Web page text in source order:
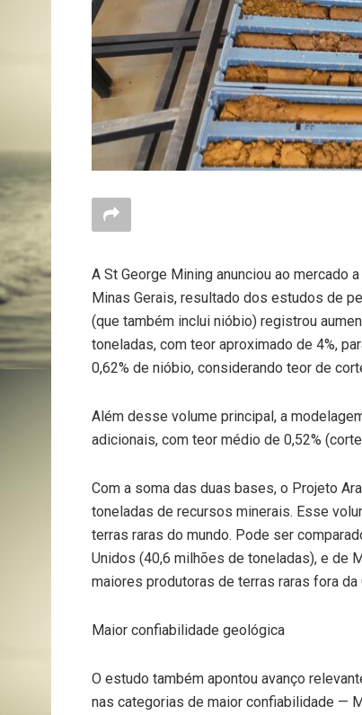
A St George Mining anunciou ao mercado
Minas Gerais, resultado dos estudos de
(que também inclui nióbio) registrou
toneladas, com teor aproximado de 4%,
0,62% de nióbio, considerando teor de
Além desse volume principal, a
adicionais, com teor médio de 0,52%
Com a soma das duas bases, o Projeto
toneladas de recursos minerais. Esse
terras raras do mundo. Pode ser
Unidos (40,6 milhões de toneladas), e de
maiores produtoras de terras raras fora da
Maior confiabilidade geológica
O estudo também apontou avanço
nas categorias de maior confiabilidade —